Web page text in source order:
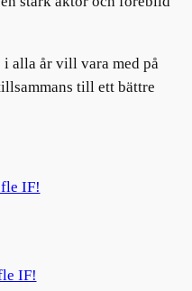
i alla år vill vara med på
till ett bättre
IF!
IF!